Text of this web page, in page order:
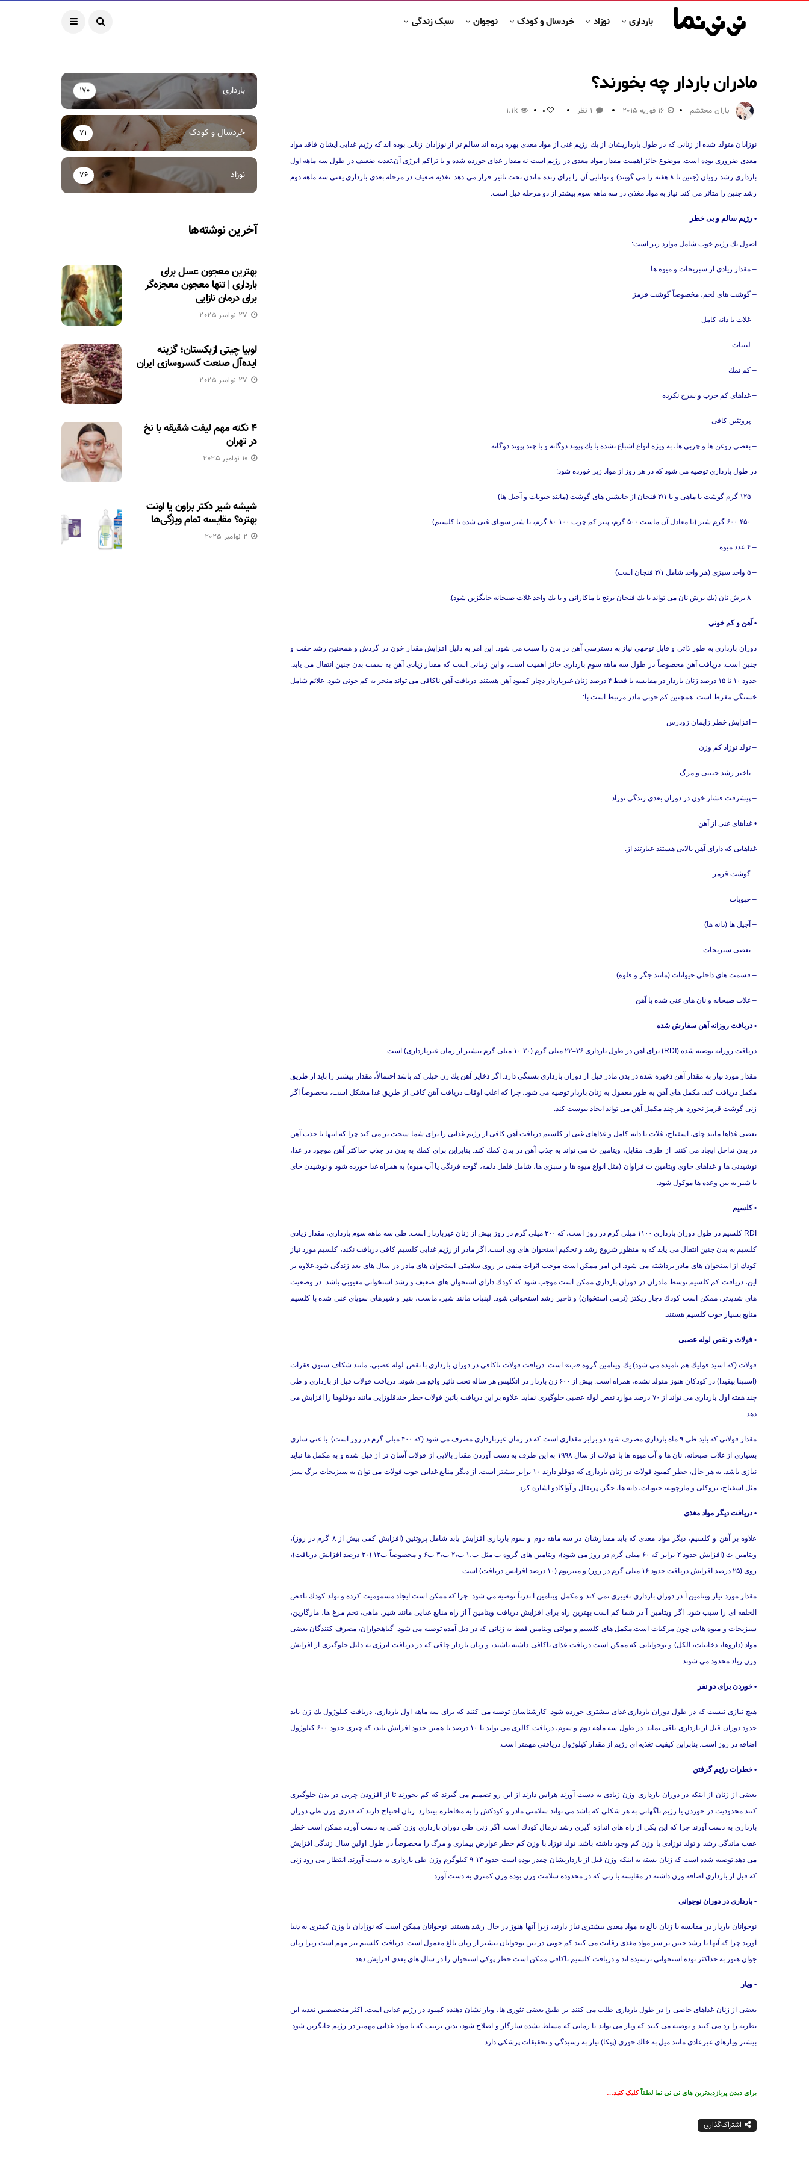
بارداری نوزاد خردسال و کودک نوجوان سبک زندگی
مادران باردار چه بخورند؟
باران محتشم 16 فوریه 2015 1 نظر 0
1.1k
نوزادان متولد شده از زنانی كه در طول بارداریشان از یك رژیم غنی از مواد مغذی بهره برده اند سالم تر از نوزادان زنانی بوده اند كه رژیم غذایی ایشان فاقد مواد
مغذی ضروری بوده است. موضوع حائز اهمیت مقدار مواد مغذی در رژیم است نه مقدار غذای خورده شده و یا تراكم انرژی آن.تغذیه ضعیف در طول سه ماهه اول
بارداری رشد رویان (جنین تا ۸ هفته را می گویند) و توانایی آن را برای زنده ماندن تحت تاثیر قرار می دهد. تغذیه ضعیف در مرحله بعدی بارداری یعنی سه ماهه دوم
رشد جنین را متاثر می كند. نیاز به مواد مغذی در سه ماهه سوم بیشتر از دو مرحله قبل است.
• رژیم سالم و بی خطر
اصول یك رژیم خوب شامل موارد زیر است:
– مقدار زیادی از سبزیجات و میوه ها
– گوشت های لخم، مخصوصاً گوشت قرمز
– غلات با دانه كامل
– لبنیات
– كم نمك
– غذاهای كم چرب و سرخ نكرده
– پروتئین كافی
– بعضی روغن ها و چربی ها، به ویژه انواع اشباع نشده با یك پیوند دوگانه و یا چند پیوند دوگانه.
در طول بارداری توصیه می شود كه در هر روز از مواد زیر خورده شود:
– ۱۲۵ گرم گوشت یا ماهی و یا ۲/۱ فنجان از جانشین های گوشت (مانند حبوبات و آجیل ها)
– ۶۰۰-۴۵۰ گرم شیر (یا معادل آن ماست ۵۰۰ گرم، پنیر كم چرب ۱۰۰-۸۰ گرم، یا شیر سویای غنی شده با كلسیم)
– ۴ عدد میوه
– ۵ واحد سبزی (هر واحد شامل ۲/۱ فنجان است)
– ۸ برش نان (یك برش نان می تواند با یك فنجان برنج یا ماكارانی و یا یك واحد غلات صبحانه جایگزین شود).
• آهن و كم خونی
دوران بارداری به طور ذاتی و قابل توجهی نیاز به دسترسی آهن در بدن را سبب می شود. این امر به دلیل افزایش مقدار خون در گردش و همچنین رشد جفت و
جنین است. دریافت آهن مخصوصاً در طول سه ماهه سوم بارداری حائز اهمیت است، و این زمانی است كه مقدار زیادی آهن به سمت بدن جنین انتقال می یابد.
حدود ۱۰ تا ۱۵ درصد زنان باردار در مقایسه با فقط ۴ درصد زنان غیرباردار دچار كمبود آهن هستند. دریافت آهن ناكافی می تواند منجر به كم خونی شود. علائم شامل
خستگی مفرط است. همچنین كم خونی مادر مرتبط است با:
– افزایش خطر زایمان زودرس
– تولد نوزاد كم وزن
– تاخیر رشد جنینی و مرگ
– پیشرفت فشار خون در دوران بعدی زندگی نوزاد
• غذاهای غنی از آهن
غذاهایی كه دارای آهن بالایی هستند عبارتند از:
– گوشت قرمز
– حبوبات
– آجیل ها (دانه ها)
– بعضی سبزیجات
– قسمت های داخلی حیوانات (مانند جگر و قلوه)
– غلات صبحانه و نان های غنی شده با آهن
• دریافت روزانه آهن سفارش شده
دریافت روزانه توصیه شده (RDI) برای آهن در طول بارداری ۳۶=۲۲ میلی گرم (۲۰-۱۰ میلی گرم بیشتر از زمان غیربارداری) است.
مقدار مورد نیاز به مقدار آهن ذخیره شده در بدن مادر قبل از دوران بارداری بستگی دارد. اگر ذخایر آهن یك زن خیلی كم باشد احتمالاً، مقدار بیشتر را باید از طریق
مكمل دریافت كند. مكمل های آهن به طور معمول به زنان باردار توصیه می شود، چرا كه اغلب اوقات دریافت آهن كافی از طریق غذا مشكل است، مخصوصاً اگر
زنی گوشت قرمز نخورد. هر چند مكمل آهن می تواند ایجاد یبوست كند.
بعضی غذاها مانند چای، اسفناج، غلات با دانه كامل و غذاهای غنی از كلسیم دریافت آهن كافی از رژیم غذایی را برای شما سخت تر می كند چرا كه اینها با جذب آهن
در بدن تداخل ایجاد می كنند. از طرف مقابل، ویتامین ث می تواند به جذب آهن در بدن كمك كند. بنابراین برای كمك به بدن در جذب حداكثر آهن موجود در غذا،
نوشیدنی ها و غذاهای حاوی ویتامین ث فراوان (مثل انواع میوه ها و سبزی ها، شامل فلفل دلمه، گوجه فرنگی یا آب میوه) به همراه غذا خورده شود و نوشیدن چای
یا شیر به بین وعده ها موكول شود.
• كلسیم
RDI كلسیم در طول دوران بارداری ۱۱۰۰ میلی گرم در روز است، كه ۳۰۰ میلی گرم در روز بیش از زنان غیرباردار است. طی سه ماهه سوم بارداری، مقدار زیادی
كلسیم به بدن جنین انتقال می یابد كه به منظور شروع رشد و تحكیم استخوان های وی است. اگر مادر از رژیم غذایی كلسیم كافی دریافت نكند، كلسیم مورد نیاز
كودك از استخوان های مادر برداشته می شود. این امر ممكن است موجب اثرات منفی بر روی سلامتی استخوان های مادر در سال های بعد زندگی شود.علاوه بر
این، دریافت كم كلسیم توسط مادران در دوران بارداری ممكن است موجب شود كه كودك دارای استخوان های ضعیف و رشد استخوانی معیوبی باشد. در وضعیت
های شدیدتر، ممكن است كودك دچار ریكتز (نرمی استخوان) و تاخیر رشد استخوانی شود. لبنیات مانند شیر، ماست، پنیر و شیرهای سویای غنی شده با كلسیم
منابع بسیار خوب كلسیم هستند.
• فولات و نقص لوله عصبی
فولات (كه اسید فولیك هم نامیده می شود) یك ویتامین گروه «ب» است. دریافت فولات ناكافی در دوران بارداری با نقص لوله عصبی، مانند شكاف ستون فقرات
(اسپینا بیفیدا) در كودكان هنوز متولد نشده، همراه است. بیش از ۶۰۰ زن باردار در انگلیس هر ساله تحت تاثیر واقع می شوند. دریافت فولات قبل از بارداری و طی
چند هفته اول بارداری می تواند از ۷۰ درصد موارد نقص لوله عصبی جلوگیری نماید. علاوه بر این دریافت پائین فولات خطر چندقلوزایی مانند دوقلوها را افزایش می
دهد.
مقدار فولاتی كه باید طی ۹ ماه بارداری مصرف شود دو برابر مقداری است كه در زمان غیربارداری مصرف می شود (كه ۴۰۰ میلی گرم در روز است). با غنی سازی
بسیاری از غلات صبحانه، نان ها و آب میوه ها با فولات از سال ۱۹۹۸ به این طرف به دست آوردن مقدار بالایی از فولات آسان تر از قبل شده و به مكمل ها نباید
نیازی باشد. به هر حال، خطر كمبود فولات در زنان بارداری كه دوقلو دارند ۱۰ برابر بیشتر است. از دیگر منابع غذایی خوب فولات می توان به سبزیجات برگ سبز
مثل اسفناج، بروكلی و مارچوبه، حبوبات، دانه ها، جگر، پرتقال و آواكادو اشاره كرد.
• دریافت دیگر مواد مغذی
علاوه بر آهن و كلسیم، دیگر مواد مغذی كه باید مقدارشان در سه ماهه دوم و سوم بارداری افزایش یابد شامل پروتئین (افزایش كمی بیش از ۸ گرم در روز)،
ویتامین ث (افزایش حدود ۲ برابر كه ۶۰ میلی گرم در روز می شود)، ویتامین های گروه ب مثل ب،۱ ب،۲ ب،۳ ب۶ و مخصوصاً ب۱۲ (۳۰ درصد افزایش دریافت)،
روی (۲۵ درصد افزایش دریافت حدود ۱۶ میلی گرم در روز) و منیزیوم (۱۰ درصد افزایش دریافت) است.
مقدار مورد نیاز ویتامین آ در دوران بارداری تغییری نمی كند و مكمل ویتامین آ ندرتاً توصیه می شود. چرا كه ممكن است ایجاد مسمومیت كرده و تولد كودك ناقص
الخلقه ای را سبب شود. اگر ویتامین آ در شما كم است بهترین راه برای افزایش دریافت ویتامین آ از راه منابع غذایی مانند شیر، ماهی، تخم مرغ ها، مارگارین،
سبزیجات و میوه هایی چون مركبات است.مكمل های كلسیم و مولتی ویتامین فقط به زنانی كه در ذیل آمده توصیه می شود: گیاهخواران، مصرف كنندگان بعضی
مواد (داروها، دخانیات، الكل) و نوجوانانی كه ممكن است دریافت غذای ناكافی داشته باشند، و زنان باردار چاقی كه در دریافت انرژی به دلیل جلوگیری از افزایش
وزن زیاد محدود می شوند.
• خوردن برای دو نفر
هیچ نیازی نیست كه در طول دوران بارداری غذای بیشتری خورده شود. كارشناسان توصیه می كنند كه برای سه ماهه اول بارداری، دریافت كیلوژول یك زن باید
حدود دوران قبل از بارداری باقی بماند. در طول سه ماهه دوم و سوم، دریافت كالری می تواند تا ۱۰ درصد یا همین حدود افزایش یابد، كه چیزی حدود ۶۰۰ كیلوژول
اضافه در روز است. بنابراین كیفیت تغذیه ای رژیم از مقدار كیلوژول دریافتی مهمتر است.
• خطرات رژیم گرفتن
بعضی از زنان از اینكه در دوران بارداری وزن زیادی به دست آورند هراس دارند از این رو تصمیم می گیرند كه كم بخورند تا از افزودن چربی در بدن جلوگیری
كنند.محدودیت در خوردن یا رژیم ناگهانی به هر شكلی كه باشد می تواند سلامتی مادر و كودكش را به مخاطره بیندازد. زنان احتیاج دارند كه قدری وزن طی دوران
بارداری به دست آورند چرا كه این یكی از راه های اندازه گیری رشد نرمال كودك است. اگر زنی طی دوران بارداری وزن كمی به دست آورد، ممكن است خطر
عقب ماندگی رشد و تولد نوزادی با وزن كم وجود داشته باشد. تولد نوزاد با وزن كم خطر عوارض بیماری و مرگ را مخصوصاً در طول اولین سال زندگی افزایش
می دهد.توصیه شده است كه زنان بسته به اینكه وزن قبل از بارداریشان چقدر بوده است حدود ۱۳-۹ كیلوگرم وزن طی بارداری به دست آورند. انتظار می رود زنی
كه قبل از بارداری اضافه وزن داشته در مقایسه با زنی كه در محدوده سلامت وزن بوده وزن كمتری به دست آورد.
• بارداری در دوران نوجوانی
نوجوانان باردار در مقایسه با زنان بالغ به مواد مغذی بیشتری نیاز دارند، زیرا آنها هنوز در حال رشد هستند. نوجوانان ممكن است كه نوزادان با وزن كمتری به دنیا
آورند چرا كه آنها با رشد جنین بر سر مواد مغذی رقابت می كنند.كم خونی در بین نوجوانان بیشتر از زنان بالغ معمول است. دریافت كلسیم نیز مهم است زیرا زنان
جوان هنوز به حداكثر توده استخوانی نرسیده اند و دریافت كلسیم ناكافی ممكن است خطر پوكی استخوان را در سال های بعدی افزایش دهد.
• ویار
بعضی از زنان غذاهای خاصی را در طول بارداری طلب می كنند. بر طبق بعضی تئوری ها، ویار نشان دهنده كمبود در رژیم غذایی است. اكثر متخصصین تغذیه این
نظریه را رد می كنند و توصیه می كنند كه ویار می تواند تا زمانی كه مسلط نشده سازگار و اصلاح شود، بدین ترتیب كه با مواد غذایی مهمتر در رژیم جایگزین شود.
بیشتر ویارهای غیرعادی مانند میل به خاك خوری (پیكا) نیاز به رسیدگی و تحقیقات پزشكی دارد.
برای دیدن پربازدیدترین های نی نی نما لطفاً کلیک کنید…
اشتراک‌گذاری
بارداری 170
خردسال و کودک 71
نوزاد 76
آخرین نوشته‌ها
بهترین معجون عسل برای
بارداری | تنها معجون معجزه‌گر
برای درمان نازایی
27 نوامبر 2025
لوبیا چیتی ازبکستان؛ گزینه
ایده‌آل صنعت کنسروسازی ایران
27 نوامبر 2025
۴ نکته مهم لیفت شقیقه با نخ
در تهران
10 نوامبر 2025
شیشه شیر دکتر براون یا اونت
بهتره؟ مقایسه تمام ویژگی‌ها
2 نوامبر 2025